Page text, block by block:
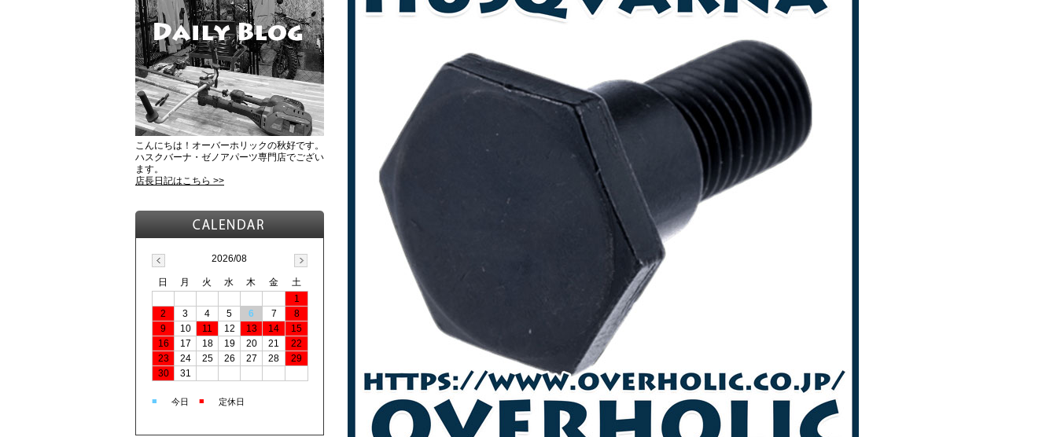
こんにちは！オーバーホリックの秋好です。
ハスクバーナ・ゼノアパーツ専門店でござい
ます。
店長日記はこちら >>
2026/08
日 月 火 水 木 金
土
1
2
3 4 5 6 7
8
9
10 11 12 13 14
15
16
17 18 19 20 21
22
23
24 25 26 27 28
29
30
31
■ 今日 ■ 定休日